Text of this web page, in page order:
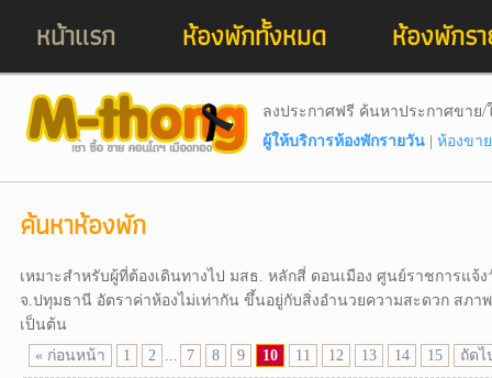
หน้าแรก ห้องพักทั้งหมด ห้องพักร
ลงประกาศฟรี ค้นหาประกาศขาย/
ผู้ให้บริการห้องพักรายวัน
ห้องขาย
ค้นหาห้องพัก
เหมาะสำหรับผู้ที่ต้องเดินทางไป มสธ. หลักสี่ ดอนเมือง ศูนย์ราชการแจ้
จ.ปทุมธานี อัตราค่าห้องไม่เท่ากัน ขึ้นอยู่กับสิ่งอำนวยความสะดวก สภา
เป็นต้น
« ก่อนหน้า
1 2 ... 7 8 9 10 11 12 13 14 15 ถัดไ